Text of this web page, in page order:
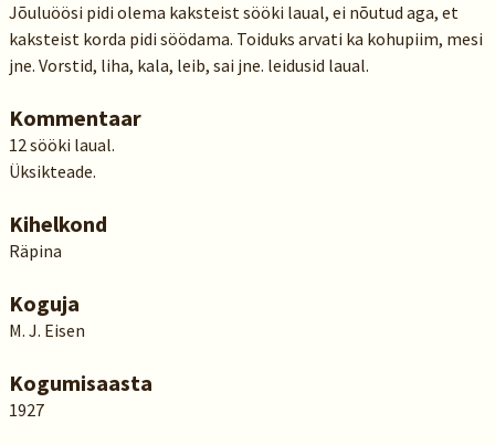
Jõuluöösi pidi olema kaksteist sööki laual, ei nõutud aga, et
kaksteist korda pidi söödama. Toiduks arvati ka kohupiim, mesi
jne. Vorstid, liha, kala, leib, sai jne. leidusid laual.
Kommentaar
12 sööki laual.
Üksikteade.
Kihelkond
Räpina
Koguja
M. J. Eisen
Kogumisaasta
1927